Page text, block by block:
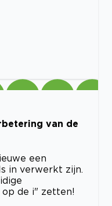
van de
een
in verwerkt zijn.
de i" zetten!